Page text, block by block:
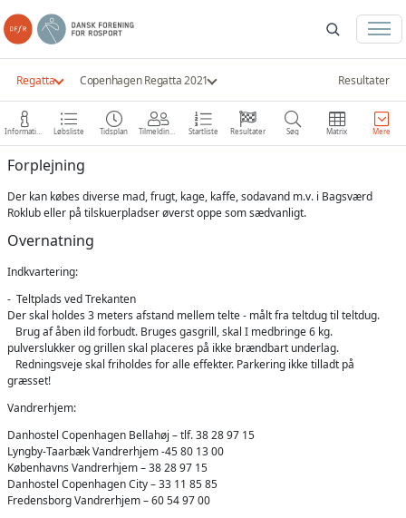
Regatta Copenhagen Regatta 2021 Resultater
Information Løbsliste Tidsplan Tilmeldinger Startliste Resultater Søg Matrix Mere
Forplejning
Der kan købes diverse mad, frugt, kage, kaffe, sodavand m.v. i Bagsværd
Roklub eller på tilskuerpladser øverst oppe som sædvanligt.
Overnatning
Indkvartering:
- Teltplads ved Trekanten
Der skal holdes 3 meters afstand mellem telte - målt fra teltdug til teltdug.
Brug af åben ild forbudt. Bruges gasgrill, skal I medbringe 6 kg.
pulverslukker og grillen skal placeres på ikke brændbart underlag.
Redningsveje skal friholdes for alle effekter. Parkering ikke tilladt på
græsset!
Vandrerhjem:
Danhostel Copenhagen Bellahøj – tlf. 38 28 97 15
Lyngby-Taarbæk Vandrerhjem -45 80 13 00
Københavns Vandrerhjem – 38 28 97 15
Danhostel Copenhagen City – 33 11 85 85
Fredensborg Vandrerhjem – 60 54 97 00